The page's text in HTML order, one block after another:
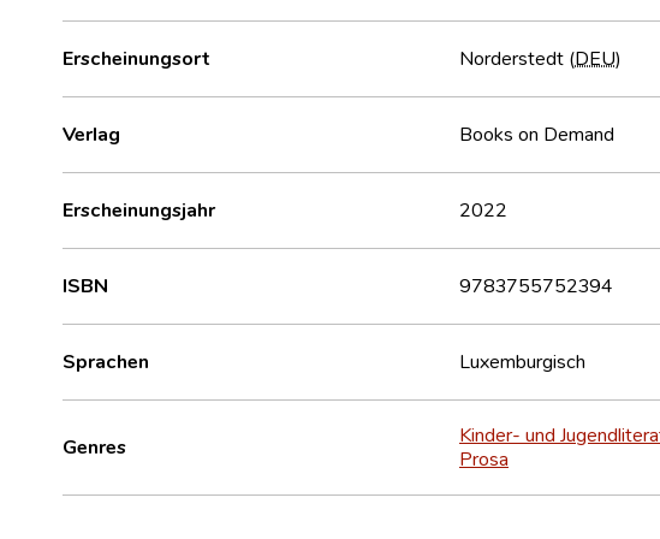
Erscheinungsort Norderstedt (DEU)
Verlag Books on Demand
Erscheinungsjahr 2022
ISBN 9783755752394
Sprachen Luxemburgisch
Genres
Kinder- und
Prosa